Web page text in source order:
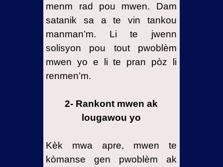
menm rad pou mwen. Dam
satanik sa a te vin tankou
manman’m. Li te jwenn
solisyon pou tout pwoblèm
mwen yo e li te pran pòz li
renmen’m.
2- Rankont mwen ak
lougawou yo
Kèk mwa apre, mwen te
kòmanse gen pwoblèm ak